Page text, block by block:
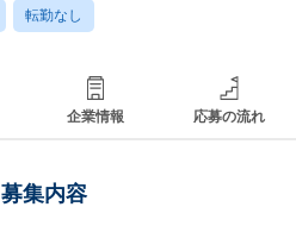
転勤なし
企業情報 応募の流れ
募集内容